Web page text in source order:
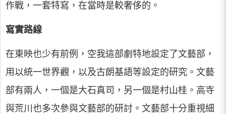
作戰，一套特寫，在當時是較奢侈的。
寫實路線
在東映也少有前例，空我這部劇特地設定了文藝部，
用以統一世界觀，以及古朗基語等設定的研究。文藝
部有兩人，一個是大石真司，另一個是村山桂。高寺
與荒川也多次參與文藝部的研討。文藝部十分重視細